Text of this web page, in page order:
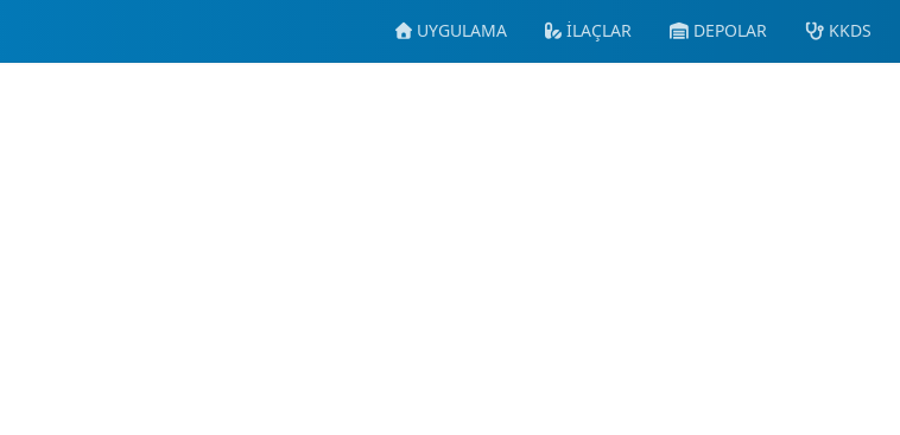
UYGULAMA İLAÇLAR DEPOLAR KKDS